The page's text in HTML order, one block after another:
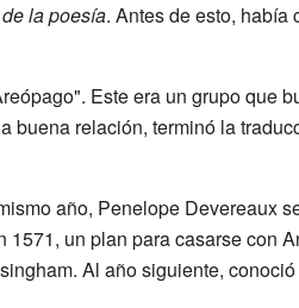
la poesía. Antes de esto, había
Este era un grupo que
buena relación, terminó la
año, Penelope Devereaux
un plan para casarse con
Al año siguiente,